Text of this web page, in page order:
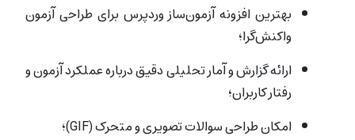
بهترین افزونه آزمون‌ساز وردپرس برای طراحی آزمون
واکنش‌گرا؛
ارائه گزارش‌ و آمار تحلیلی دقیق درباره عملکرد آزمون‌ و
رفتار کاربران؛
امکان طراحی سوالات تصویری و متحرک (GIF)؛